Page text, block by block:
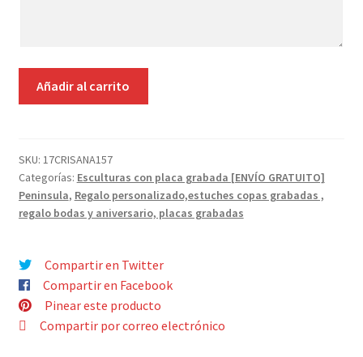
cantidad
Añadir al carrito
SKU: 17CRISANA157
Categorías: Esculturas con placa grabada [ENVÍO GRATUITO]
Peninsula, Regalo personalizado,estuches copas grabadas ,
regalo bodas y aniversario, placas grabadas
Compartir en Twitter
Compartir en Facebook
Pinear este producto
Compartir por correo electrónico